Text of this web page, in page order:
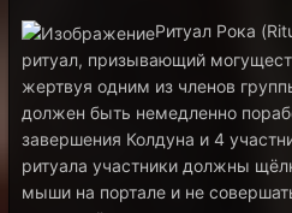
Ритуал Рока
ритуал, призывающий
жертвуя одним из членов
должен быть немедленно
завершения Колдуна и 4
ритуала участники должны
мыши на портале и не